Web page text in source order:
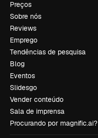
Preços
Sobre nós
Reviews
Emprego
Tendências de pesquisa
Blog
Eventos
Slidesgo
Vender conteúdo
Sala de imprensa
Procurando por magnific.ai?